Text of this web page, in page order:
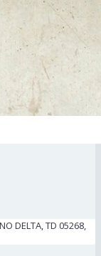
DELTA, TD 05268,